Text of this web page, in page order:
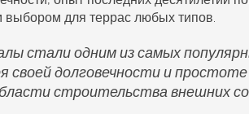
для террас любых типов.
стали одним из самых
своей долговечности и
строительства внешних